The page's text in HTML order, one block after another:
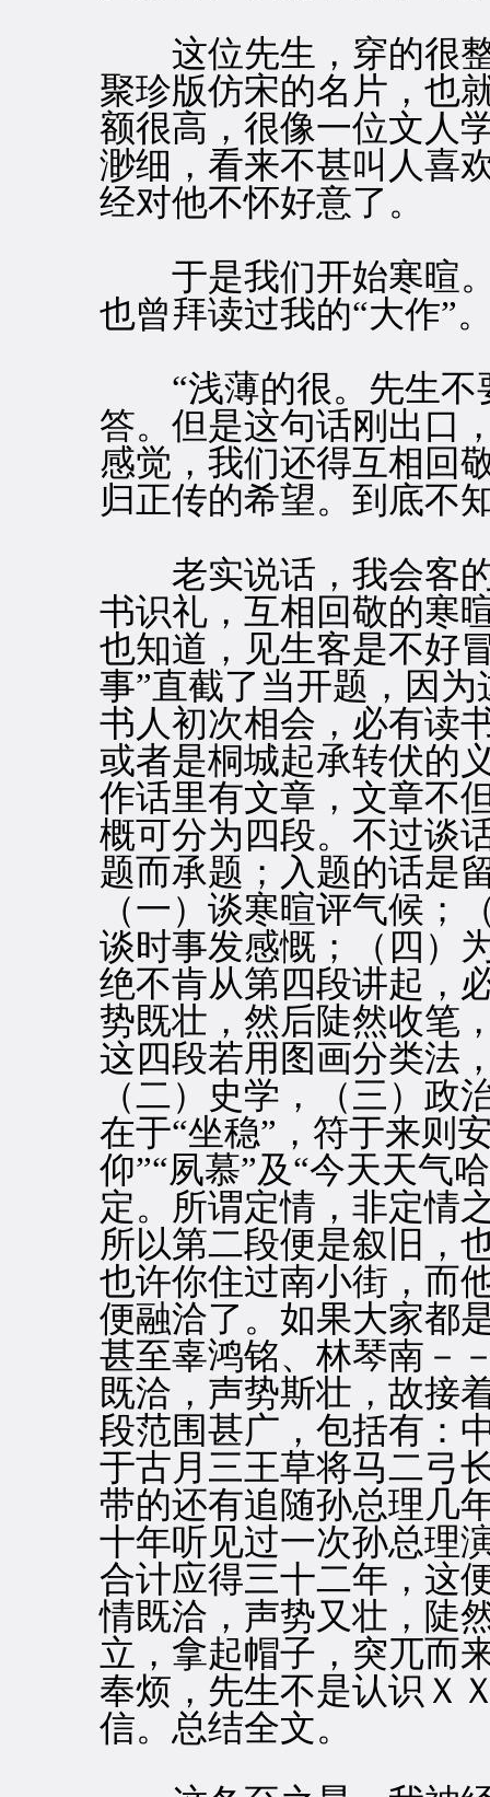
这位先生，穿的很整
聚珍版仿宋的名片，也
额很高，很像一位文人
渺细，看来不甚叫人喜
经对他不怀好意了。
于是我们开始寒暄。
也曾拜读过我的“大作”
“浅薄的很。先生不
答。但是这句话刚出口
感觉，我们还得互相回
归正传的希望。到底不
老实说话，我会客的
书识礼，互相回敬的寒
也知道，见生客是不好
事”直截了当开题，因
书人初次相会，必有读
或者是桐城起承转伏的
作话里有文章，文章不
概可分为四段。不过谈
题而承题；入题的话是
（一）谈寒暄评气候；
谈时事发感慨；（四）
绝不肯从第四段讲起，
势既壮，然后陡然收笔
这四段若用图画分类法
（二）史学，（三）政
在于“坐稳”，符于来则
仰”“夙慕”及“今天天气
定。所谓定情，非定情
所以第二段便是叙旧，
也许你住过南小街，而
便融洽了。如果大家都
甚至辜鸿铭、林琴南－
既洽，声势斯壮，故接
段范围甚广，包括有：
于古月三王草将马二弓
带的还有追随孙总理几
十年听见过一次孙总理
合计应得三十二年，这
情既洽，声势又壮，陡
立，拿起帽子，突兀而
奉烦，先生不是认识Ｘ
信。总结全文。